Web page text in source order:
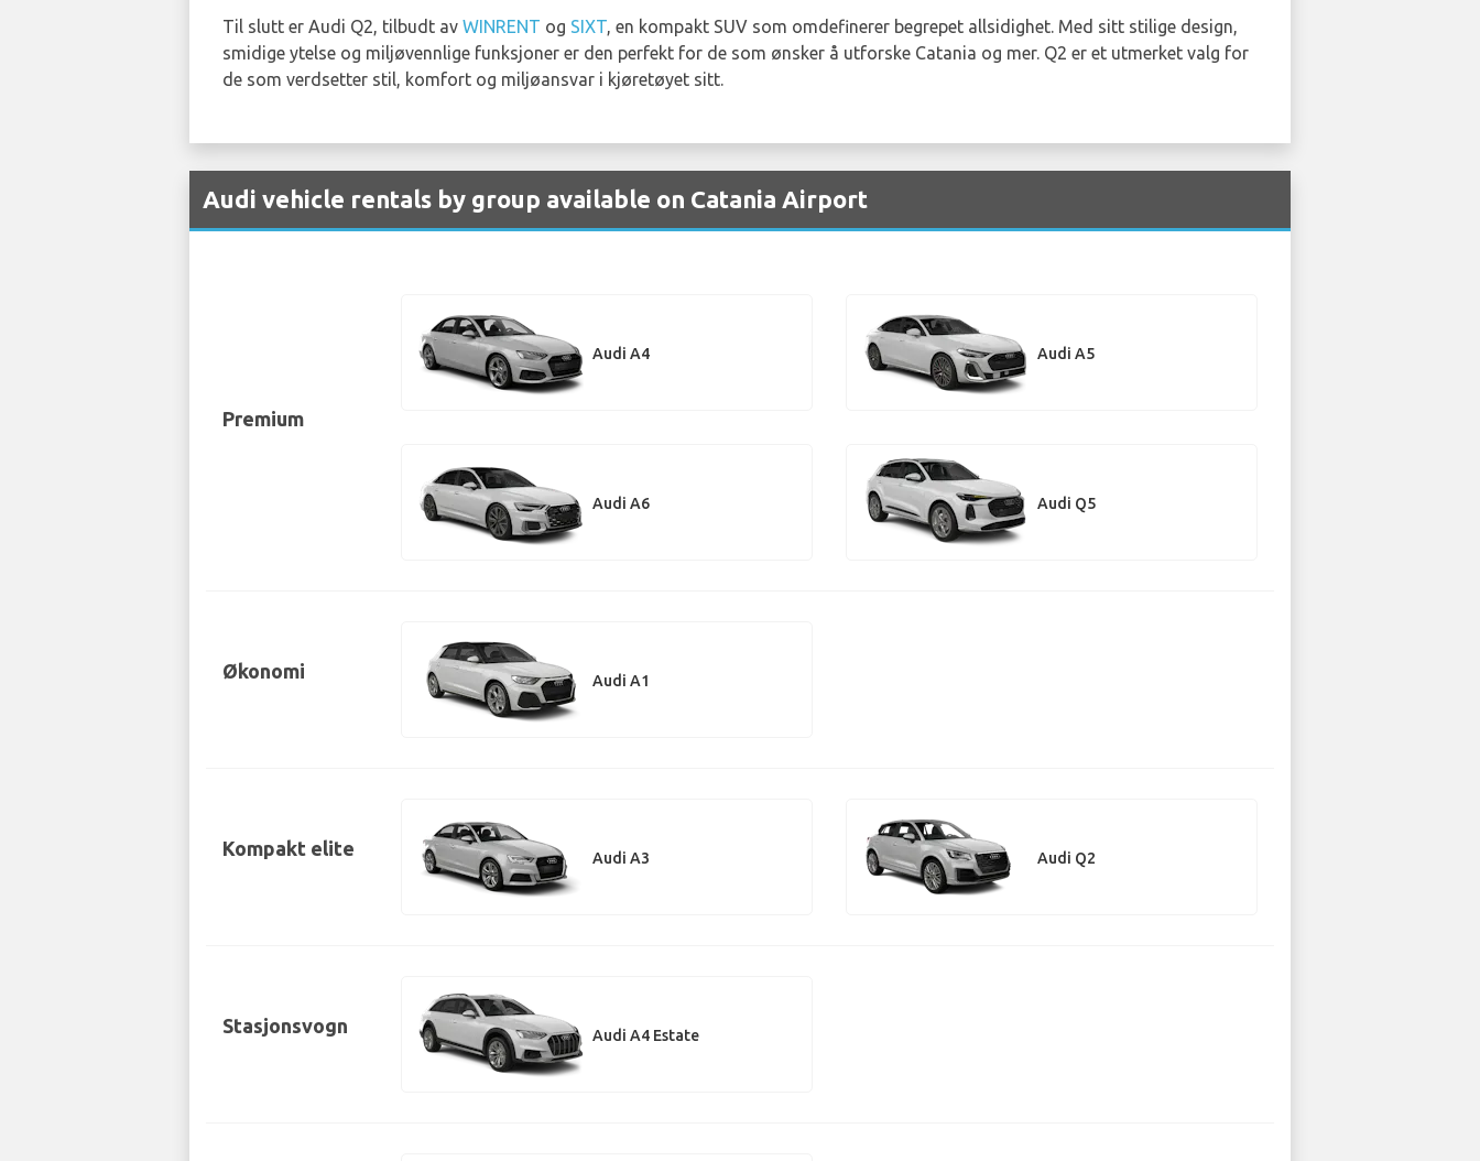
Til slutt er Audi Q2, tilbudt av WINRENT og SIXT, en kompakt SUV som omdefinerer begrepet allsidighet. Med sitt stilige design,
smidige ytelse og miljøvennlige funksjoner er den perfekt for de som ønsker å utforske Catania og mer. Q2 er et utmerket valg for
de som verdsetter stil, komfort og miljøansvar i kjøretøyet sitt.
Audi vehicle rentals by group available on Catania Airport
Premium
Audi A4 Audi A5
Audi A6 Audi Q5
Økonomi Audi A1
Kompakt elite Audi A3 Audi Q2
Stasjonsvogn Audi A4 Estate